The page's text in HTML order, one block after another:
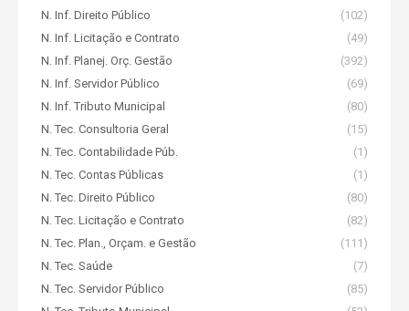
N. Inf. Direito Público
(102)
N. Inf. Licitação e Contrato
(49)
N. Inf. Planej. Orç. Gestão
(392)
N. Inf. Servidor Público
(69)
N. Inf. Tributo Municipal
(80)
N. Tec. Consultoria Geral
(15)
N. Tec. Contabilidade Púb.
(1)
N. Tec. Contas Públicas
(1)
N. Tec. Direito Público
(80)
N. Tec. Licitação e Contrato
(82)
N. Tec. Plan., Orçam. e Gestão
(111)
N. Tec. Saúde
(7)
N. Tec. Servidor Público
(85)